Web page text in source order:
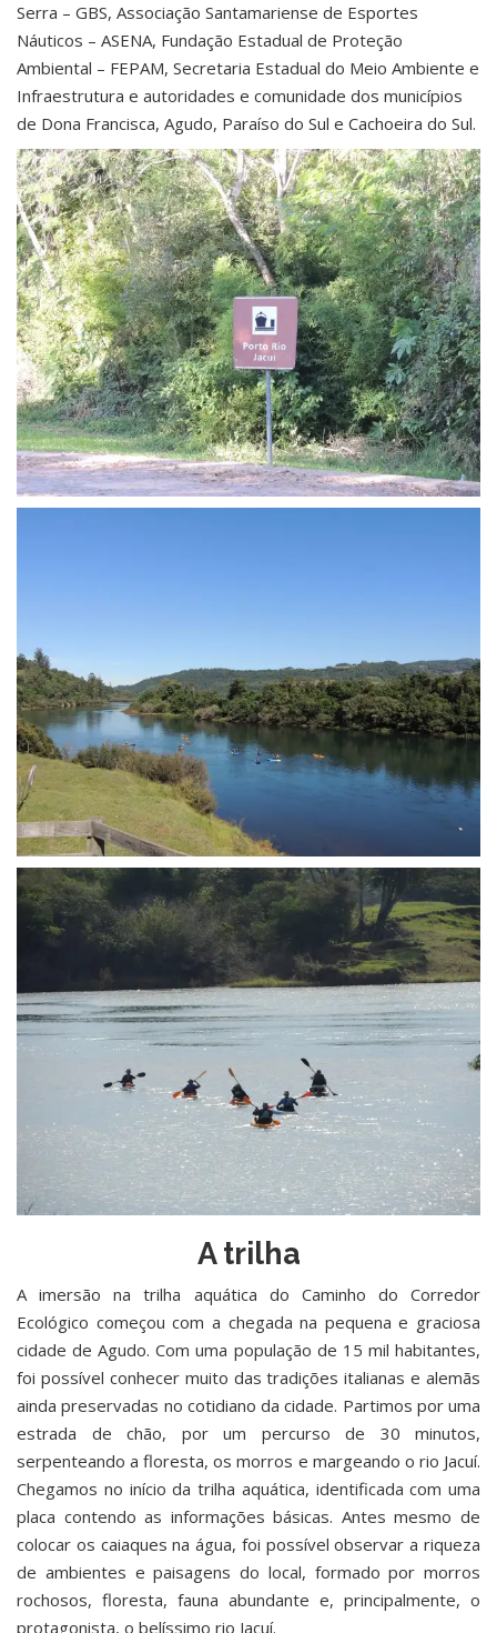
Serra – GBS, Associação Santamariense de Esportes
Náuticos – ASENA, Fundação Estadual de Proteção
Ambiental – FEPAM, Secretaria Estadual do Meio Ambiente e
Infraestrutura e autoridades e comunidade dos municípios
de Dona Francisca, Agudo, Paraíso do Sul e Cachoeira do Sul.
A trilha
A imersão na trilha aquática do Caminho do Corredor
Ecológico começou com a chegada na pequena e graciosa
cidade de Agudo. Com uma população de 15 mil habitantes,
foi possível conhecer muito das tradições italianas e alemãs
ainda preservadas no cotidiano da cidade. Partimos por uma
estrada de chão, por um percurso de 30 minutos,
serpenteando a floresta, os morros e margeando o rio Jacuí.
Chegamos no início da trilha aquática, identificada com uma
placa contendo as informações básicas. Antes mesmo de
colocar os caiaques na água, foi possível observar a riqueza
de ambientes e paisagens do local, formado por morros
rochosos, floresta, fauna abundante e, principalmente, o
protagonista, o belíssimo rio Jacuí.